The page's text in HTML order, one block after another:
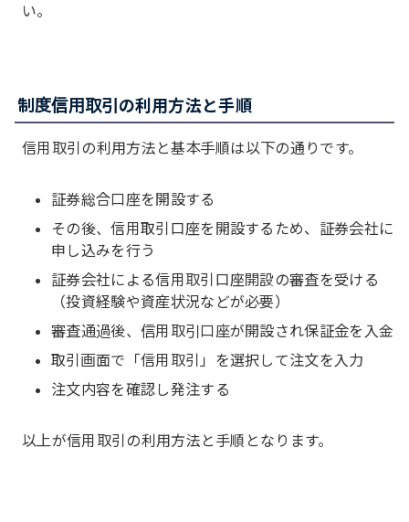
い。
制度信用取引の利用方法と手順
信用取引の利用方法と基本手順は以下の通りです。
証券総合口座を開設する
その後、信用取引口座を開設するため、証券会社に
申し込みを行う
証券会社による信用取引口座開設の審査を受ける
（投資経験や資産状況などが必要）
審査通過後、信用取引口座が開設され保証金を入金
取引画面で「信用取引」を選択して注文を入力
注文内容を確認し発注する
以上が信用取引の利用方法と手順となります。